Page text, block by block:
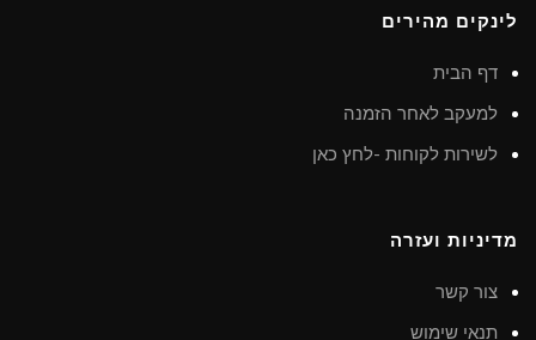
לינקים מהירים
דף הבית
למעקב לאחר הזמנה
לשירות לקוחות -לחץ כאן
מדיניות ועזרה
צור קשר
תנאי שימוש